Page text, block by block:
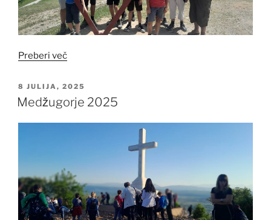
Preberi več“Višarje
OBJAVLJENO
DNE
8 JULIJA, 2025
Medžugorje 2025